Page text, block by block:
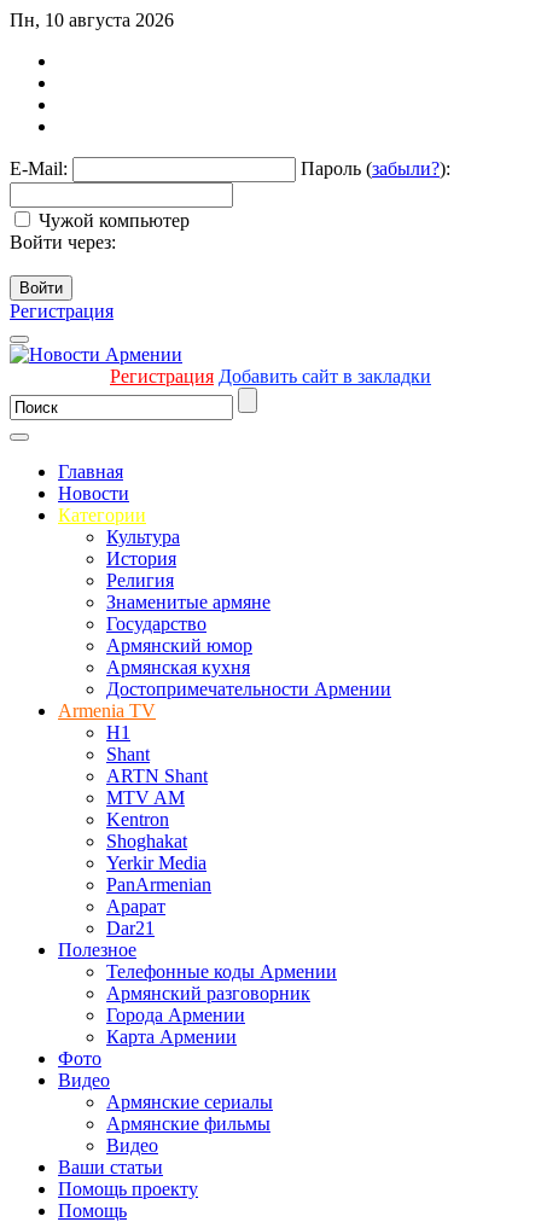
Пн, 10 августа 2026
E-Mail: Пароль (забыли?):
Чужой компьютер
Войти через:
Войти
Регистрация
Регистрация Добавить сайт в закладки
Главная
Новости
Категории
Культура
История
Религия
Знаменитые армяне
Государство
Армянский юмор
Армянская кухня
Достопримечательности Армении
Armenia TV
H1
Shant
ARTN Shant
MTV AM
Kentron
Shoghakat
Yerkir Media
PanArmenian
Арарат
Dar21
Полезное
Телефонные коды Армении
Армянский разговорник
Города Армении
Карта Армении
Фото
Видео
Армянские сериалы
Армянские фильмы
Видео
Ваши статьи
Помощь проекту
Помощь